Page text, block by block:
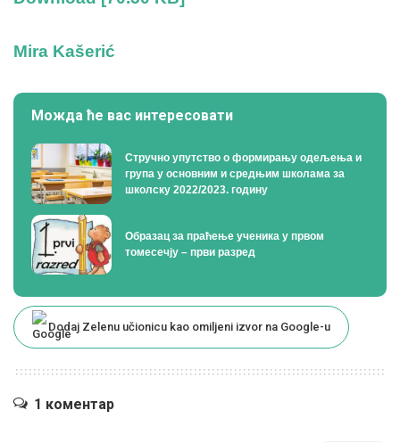
Mira Kašerić
Можда ће вас интересовати
Стручно упутство о формирању одељења и
група у основним и средњим школама за
школску 2022/2023. годину
Образац за праћење ученика у првом
томесечју – први разред
Dodaj Zelenu učionicu kao omiljeni izvor na Google-u
1 коментар